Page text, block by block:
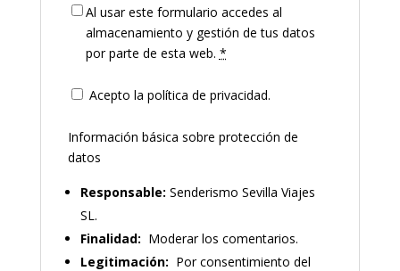
Al usar este formulario accedes al
almacenamiento y gestión de tus datos
por parte de esta web. *
Acepto la política de privacidad.
Información básica sobre protección de
datos
Responsable: Senderismo Sevilla Viajes
SL.
Finalidad: Moderar los comentarios.
Legitimación: Por consentimiento del